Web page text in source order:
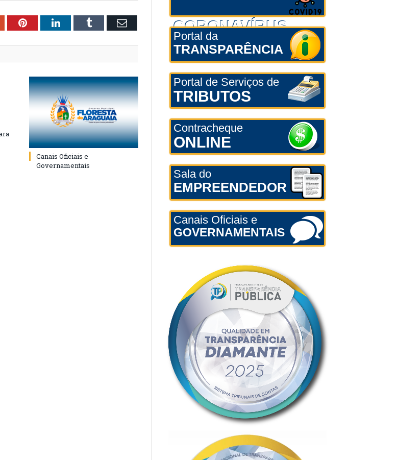
PinterestLinkedInTumblr Email
Canais Oficiais e
Governamentais
CORONAVÍRUS
Portal da
TRANSPARÊNCIA
Portal de Serviços de
TRIBUTOS
Contracheque
ONLINE
Sala do
EMPREENDEDOR
Canais Oficiais e
GOVERNAMENTAIS